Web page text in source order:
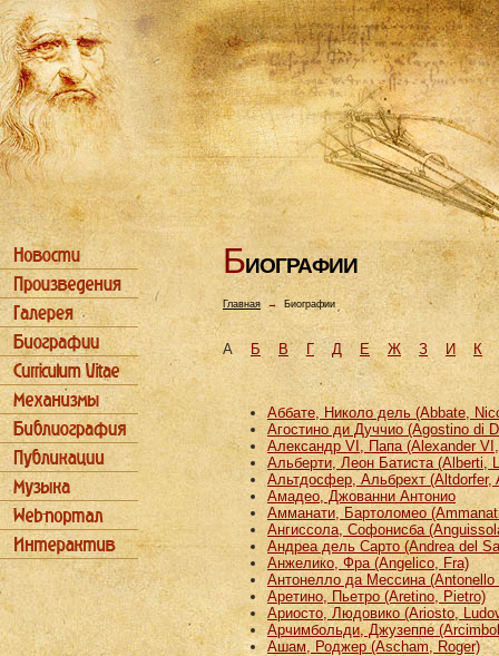
БИОГРАФИИ
Главная→ Биографии
АБ В Г Д Е Ж З И К
Аббате, Николо дель (Abbate,
Агостино ди Дуччио (Agostino di
Александр VI, Папа (Alexander
Альберти, Леон Батиста (Alberti,
Альтдосфер, Альбрехт (Altdorfer,
Амадео, Джованни Антонио
Амманати, Бартоломео
Ангиссола, Софонисба
Андреа дель Сарто (Andrea del
Анжелико, Фра (Angelico, Fra)
Антонелло да Мессина (Antonello
Аретино, Пьетро (Aretino, Pietro)
Ариосто, Людовико (Ariosto,
Арчимбольди, Джузеппе
Ашам, Роджер (Ascham, Roger)